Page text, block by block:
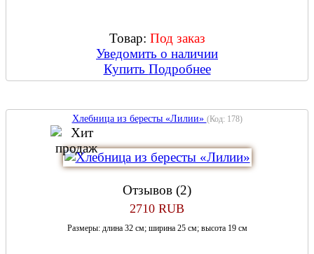
Товар: Под заказ
Уведомить о наличии
Купить Подробнее
Хлебница из бересты «Лилии» (Код: 178)
Отзывов (2)
2710 RUB
Размеры: длина 32 см; ширина 25 см; высота 19 см